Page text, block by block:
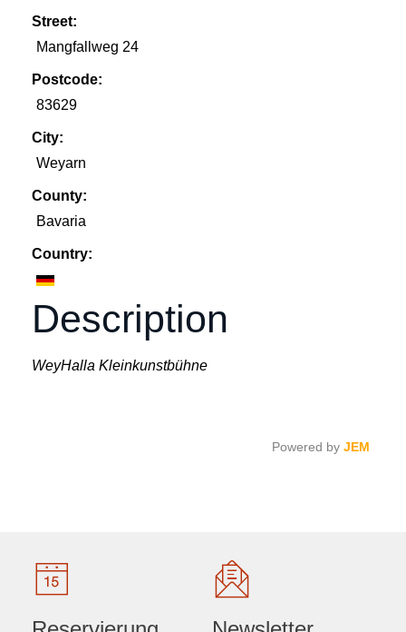
Street:
Mangfallweg 24
Postcode:
83629
City:
Weyarn
County:
Bavaria
Country:
Description
WeyHalla Kleinkunstbühne
Powered by JEM